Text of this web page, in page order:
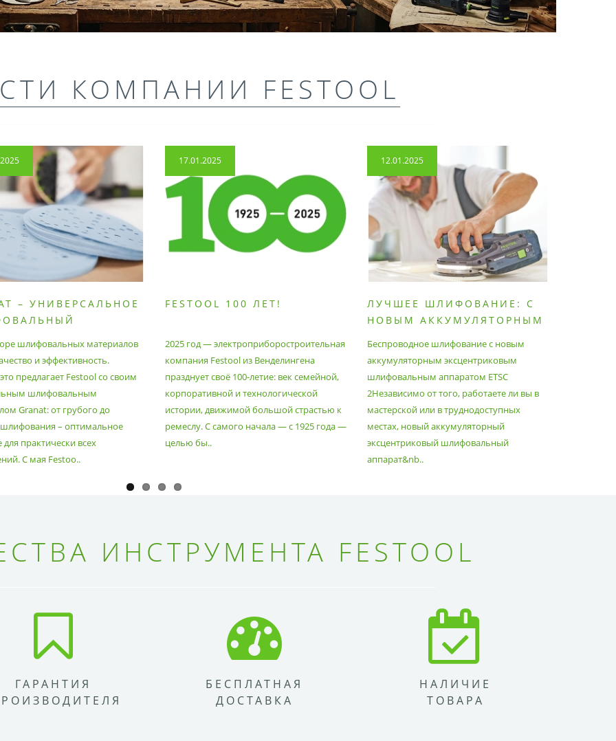
КОМПАНИИ FESTOOL
– УНИВЕРСАЛЬНОЕ
шлифовальных материалов
и эффективность.
предлагает Festool со своим
шлифовальным
Granat: от грубого до
– оптимальное
практически всех
С мая Festoo..
17.01.2025
FESTOOL 100 ЛЕТ!
2025 год — электроприборостроительная
компания Festool из Венделингена
празднует своё 100-летие: век семейной,
корпоративной и технологической
истории, движимой большой страстью к
ремеслу. С самого начала — с 1925 года —
целью бы..
12.01.2025
ЛУЧШЕЕ ШЛИФОВАНИЕ: С
НОВЫМ АККУМУЛЯТОРНЫМ
АППАРАТОМ ETSC2
Беспроводное шлифование с новым
аккумуляторным эксцентриковым
шлифовальным аппаратом ETSC
2Независимо от того, работаете ли вы в
мастерской или в труднодоступных
местах, новый аккумуляторный
эксцентриковый шлифовальный
аппарат&nb..
ИНСТРУМЕНТА FESTOOL
ГАРАНТИЯ
БЕСПЛАТНАЯ
ДОСТАВКА
НАЛИЧИЕ
ТОВАРА